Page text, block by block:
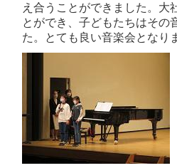
え合うことができました。大
とができ、子どもたちはその
た。とても良い音楽会となり